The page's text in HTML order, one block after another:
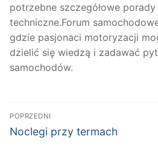
potrzebne szczegółowe
techniczne.Forum
gdzie pasjonaci motoryzacji
dzielić się wiedzą i zadawać
samochodów.
Nawigacja
wpisu
POPRZEDNI
Poprzedni
Noclegi przy termach